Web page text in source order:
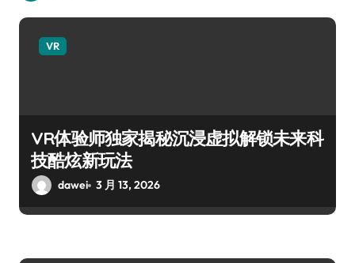
VR
VR体验师独家揭秘沉浸虚拟解锁未来科
技酷炫新玩法
dawei 3 月 13, 2026